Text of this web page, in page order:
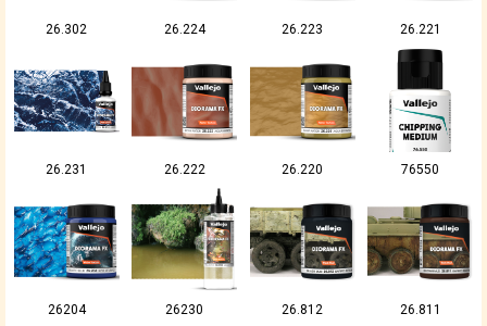
26.302 26.224 26.223 26.221
26.231 26.222 26.220 76550
26204 26230 26.812 26.811